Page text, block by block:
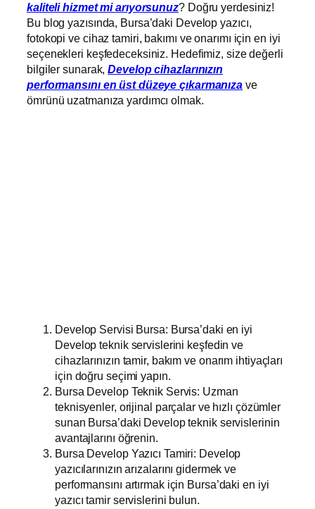
kaliteli hizmet mi arıyorsunuz? Doğru yerdesiniz!
Bu blog yazısında, Bursa’daki Develop yazıcı,
fotokopi ve cihaz tamiri, bakımı ve onarımı için en iyi
seçenekleri keşfedeceksiniz. Hedefimiz, size değerli
bilgiler sunarak,Develop cihazlarınızın
performansını en üst düzeye çıkarmanıza ve
ömrünü uzatmanıza yardımcı olmak.
Develop Servisi Bursa: Bursa’daki en iyi
Develop teknik servislerini keşfedin ve
cihazlarınızın tamir, bakım ve onarım ihtiyaçları
için doğru seçimi yapın.
Bursa Develop Teknik Servis: Uzman
teknisyenler, orijinal parçalar ve hızlı çözümler
sunan Bursa’daki Develop teknik servislerinin
avantajlarını öğrenin.
Bursa Develop Yazıcı Tamiri: Develop
yazıcılarınızın arızalarını gidermek ve
performansını artırmak için Bursa’daki en iyi
yazıcı tamir servislerini bulun.